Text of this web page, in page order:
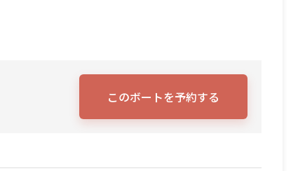
このボートを予約する